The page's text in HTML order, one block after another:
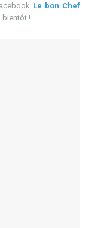
Le bon Chef
bientôt !